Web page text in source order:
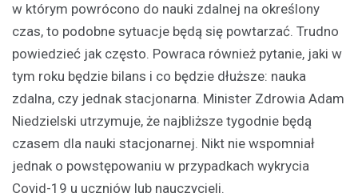
w którym powrócono do nauki zdalnej na określony
czas, to podobne sytuacje będą się powtarzać. Trudno
powiedzieć jak często. Powraca również pytanie, jaki w
tym roku będzie bilans i co będzie dłuższe: nauka
zdalna, czy jednak stacjonarna. Minister Zdrowia Adam
Niedzielski utrzymuje, że najbliższe tygodnie będą
czasem dla nauki stacjonarnej. Nikt nie wspomniał
jednak o powstępowaniu w przypadkach wykrycia
Covid-19 u uczniów lub nauczycieli.